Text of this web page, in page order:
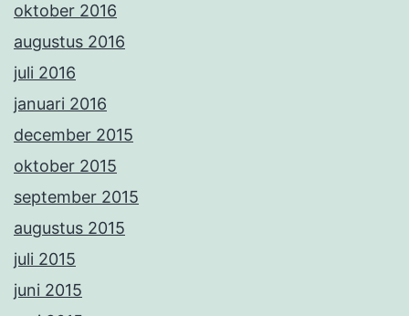
oktober 2016
augustus 2016
juli 2016
januari 2016
december 2015
oktober 2015
september 2015
augustus 2015
juli 2015
juni 2015